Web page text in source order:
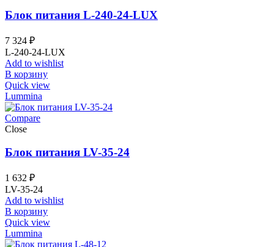
Блок питания L-240-24-LUX
7 324 ₽
L-240-24-LUX
Add to wishlist
В корзину
Quick view
Lummina
Compare
Close
Блок питания LV-35-24
1 632 ₽
LV-35-24
Add to wishlist
В корзину
Quick view
Lummina